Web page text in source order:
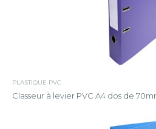
PLASTIQUE PVC
Classeur à levier PVC A4 dos de